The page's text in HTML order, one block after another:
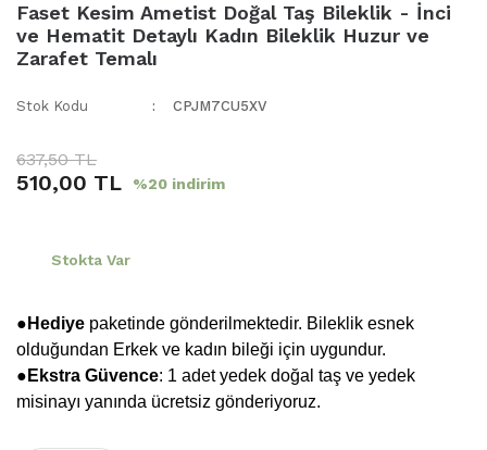
Faset Kesim Ametist Doğal Taş Bileklik - İnci
ve Hematit Detaylı Kadın Bileklik Huzur ve
Zarafet Temalı
Stok Kodu CPJM7CU5XV
637,50 TL
510,00 TL %20 indirim
Stokta Var
●Hediye paketinde gönderilmektedir. Bileklik esnek
olduğundan Erkek ve kadın bileği için uygundur.
● Ekstra Güvence: 1 adet yedek doğal taş ve yedek
misinayı yanında ücretsiz gönderiyoruz.